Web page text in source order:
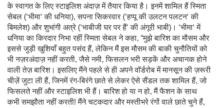
के स्वागत के लिए स्टाइलिश अंदाज़ में तैयार किया है। इनमें शामिल हैं स्मिता
सेबल (‘भीमा‘ की धनिया), सपना सिकरवार (‘हप्पू की उलटन पलटन‘ की
बिमलेश) और शुभांगी अत्रे (‘भाबीजी घर पर हैं‘ की अंगूरी भाबी)। ‘भीमा‘ में
धनिया का किरदार निभा रहीं स्मिता सेबल ने कहा, “मुझे बारिश का मौसम और
इससे जुड़ी खुशियाँ बहुत पसंद हैं, लेकिन मैं इस मौसम की बाकी चुनौतियों को
भी नज़रअंदाज़ नहीं करती, जैसे नमी, फिसलन भरी सड़कें और अचानक होने
वाली तेज़ बारिश। इसलिए मैंने पहले से ही अपने वॉर्डरोब में मानसून की ज़रूरी
चीज़ें जुटा ली हैं, जिनमें रंग-बिरंगे छाते से लेकर ऐसे सैंडल तक शामिल हैं, जो
फिसलते नहीं और स्टाइलिश भी हैं। बारिश हो या न हो, मैं फैशन के साथ
कभी समझौता नहीं करती! मैंने चटकदार और मस्तीभरे रंगों वाले छाते चुने हैं,